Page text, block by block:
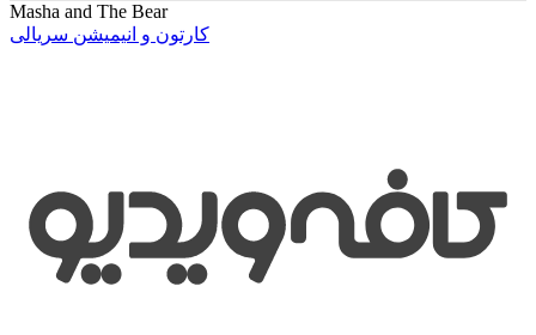
Masha and The Bear
کارتون و انیمیشن سریالی